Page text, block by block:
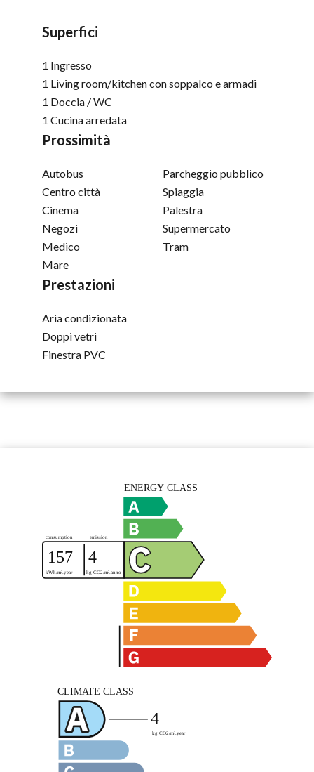
Superfici
1 Ingresso
1 Living room/kitchencon soppalco e armadi
1 Doccia / WC
1 Cucina arredata
Prossimità
Autobus
Centro città
Cinema
Negozi
Medico
Mare
Parcheggio pubblico
Spiaggia
Palestra
Supermercato
Tram
Prestazioni
Aria condizionata
Doppi vetri
Finestra PVC